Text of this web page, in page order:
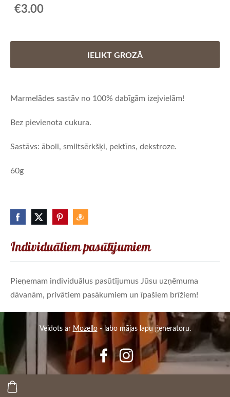
Individuāliem pasūtījumiem
Pieņemam individuālus pasūtījumus Jūsu uzņēmuma
dāvanām, privātiem pasākumiem un īpašiem brīžiem!
€3.00
IELIKT GROZĀ
Marmelādes sastāv no 100% dabīgām izejvielām!
Bez pievienota cukura.
Sastāvs: āboli, smiltsērkšķi, pektīns, dekstroze.
60g
Veidots ar Mozello- labo mājas lapu ģeneratoru.